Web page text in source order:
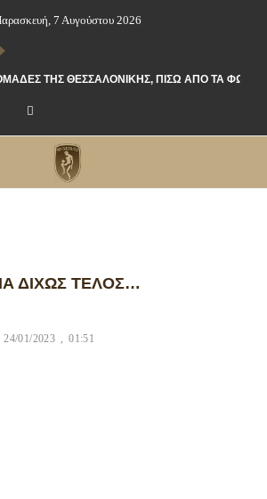
7 Αυγούστου 2026
ΤΗΣ ΘΕΣΣΑΛΟΝΊΚΗΣ, ΠΊΣΩ ΑΠΌ ΤΑ ΦΏΤΑ
ΔΊΧΩΣ ΤΈΛΟΣ…
24/01/2023 , 01:51